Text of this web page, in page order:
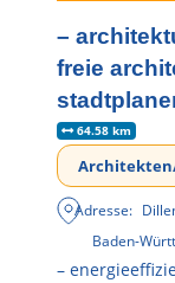
–
freie
64.58 km
Adresse:
Baden-
–